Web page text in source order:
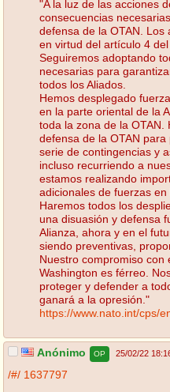
"A la luz de las acciones
consecuencias
defensa de la OTAN. Los
en virtud del artículo 4
Seguiremos adoptando
necesarias para
todos los Aliados.
Hemos desplegado
en la parte oriental de la
toda la zona de la OTAN.
defensa de la OTAN
serie de contingencias y
incluso recurriendo a
estamos realizando
adicionales de fuerzas en
Haremos todos los
una disuasión y defensa
Alianza, ahora y en el
siendo preventivas,
Nuestro compromiso con
Washington es férreo.
proteger y defender a
ganará a la opresión."
https://www.nato.int/cps/
Anónimo OP 25/02/22
/#/ 1637797